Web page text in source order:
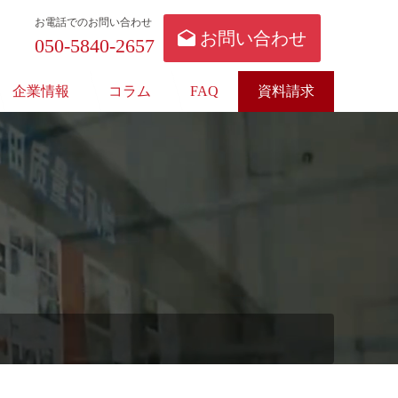
お電話でのお問い合わせ
050-5840-2657 お問い合わせ
企業情報 コラム FAQ 資料請求